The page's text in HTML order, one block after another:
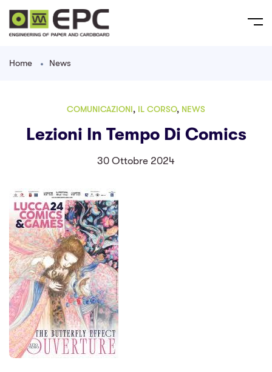
Home News
COMUNICAZIONI, IL CORSO, NEWS
Lezioni In Tempo Di Comics
30 Ottobre 2024